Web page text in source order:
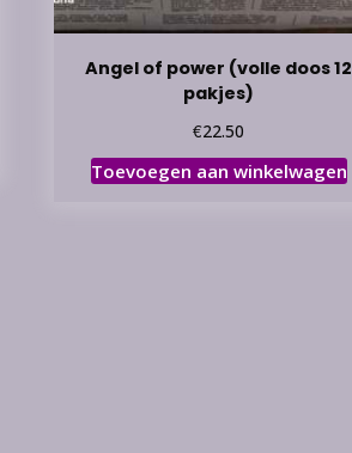
Angel of power (volle doos 12
pakjes)
€22.50
Toevoegen aan winkelwagen